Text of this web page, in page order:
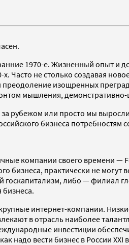
1970-е. Жизненный опыт и
не столько создавая
изощренных
мышления,
рубежом или просто мы
бизнеса потребностям
компании своего времени —
бизнеса, практически не
госкапитализм, либо —
интернет-компании.
в отрасль наиболее
инвестиции
надо вести бизнес в России XXI